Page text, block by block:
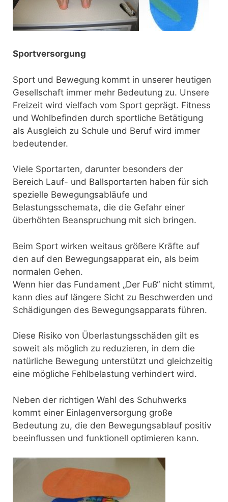
Sportversorgung
Sport und Bewegung kommt in unserer heutigen
Gesellschaft immer mehr Bedeutung zu. Unsere
Freizeit wird vielfach vom Sport geprägt. Fitness
und Wohlbefinden durch sportliche Betätigung
als Ausgleich zu Schule und Beruf wird immer
bedeutender.
Viele Sportarten, darunter besonders der
Bereich Lauf- und Ballsportarten haben für sich
spezielle Bewegungsabläufe und
Belastungsschemata, die die Gefahr einer
überhöhten Beanspruchung mit sich bringen.
Beim Sport wirken weitaus größere Kräfte auf
den auf den Bewegungsapparat ein, als beim
normalen Gehen.
Wenn hier das Fundament „Der Fuß“ nicht stimmt,
kann dies auf längere Sicht zu Beschwerden und
Schädigungen des Bewegungsapparats führen.
Diese Risiko von Überlastungsschäden gilt es
soweit als möglich zu reduzieren, in dem die
natürliche Bewegung unterstützt und gleichzeitig
eine mögliche Fehlbelastung verhindert wird.
Neben der richtigen Wahl des Schuhwerks
kommt einer Einlagenversorgung große
Bedeutung zu, die den Bewegungsablauf positiv
beeinflussen und funktionell optimieren kann.